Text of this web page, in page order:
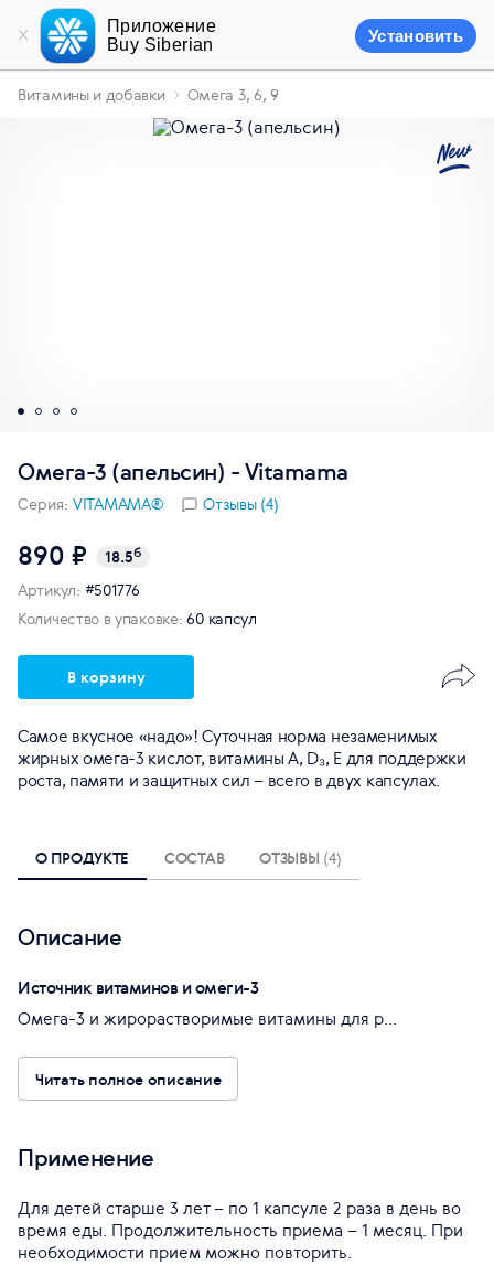
Приложение
Buy Siberian
Установить
Витамины и добавки Омега 3, 6, 9
Омега-3 (апельсин) - Vitamama
Серия: VITAMAMA® Отзывы (4)
Самое вкусное «надо»! Суточная норма незаменимых
жирных омега-3 кислот, витамины А, D₃, Е для поддержки
роста, памяти и защитных сил – всего в двух капсулах.
890 ₽ 18.5б
Артикул: #501776
Количество в упаковке: 60 капсул
В корзину
О ПРОДУКТЕ СОСТАВ ОТЗЫВЫ (4)
Описание
Источник витаминов и омеги-3
Омега-3 и жирорастворимые витамины для р...
Читать полное описание
Применение
Для детей старше 3 лет – по 1 капсуле 2 раза в день во
время еды. Продолжительность приема – 1 месяц. При
необходимости прием можно повторить.